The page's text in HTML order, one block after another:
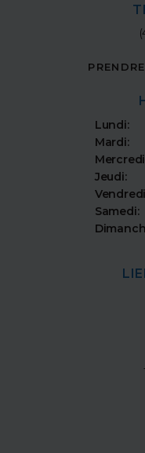
Lundi:
Mardi:
Jeudi:
Samedi: